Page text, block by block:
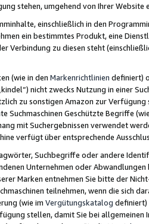
stehen, umgehend von Ihrer
einschließlich in den
ein bestimmtes Produkt, eine
Verbindung zu diesen steht
(wie in den Markenrichtlinien definiert)
nicht zwecks Nutzung in einer
zu sonstigen Amazon zur
Suchmaschinen Geschützte Begriffe
mit Suchergebnissen verwendet
verfügt über entsprechende
Suchbegriffe oder andere
Unternehmen oder
Marken entnehmen Sie bitte der
teilnehmen, wenn die sich
(wie im Vergütungskatalog definiert)
stellen, damit Sie bei